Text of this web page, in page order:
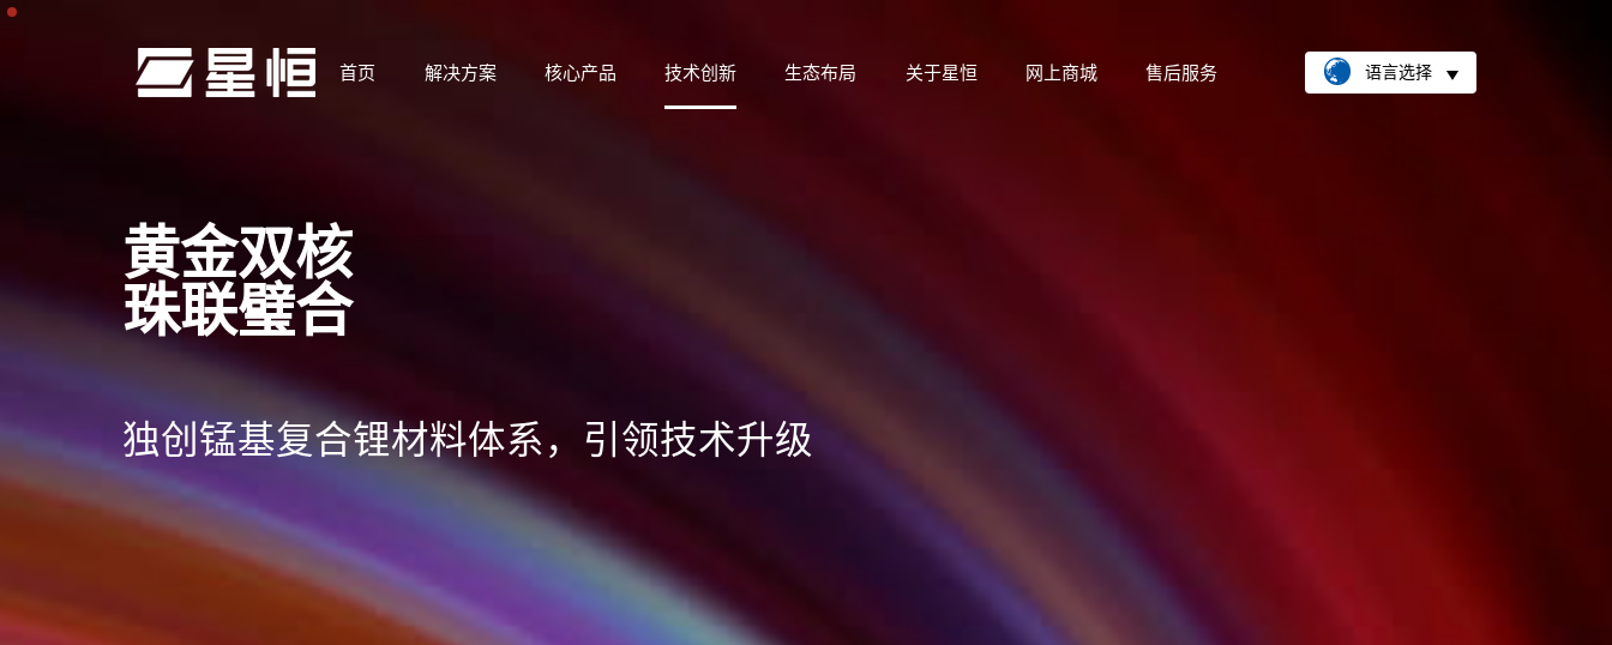
首页 解决方案 核心产品 技术创新 生态布局 关于星恒 网上商城 售后服务 语言选择
黄金双核
珠联璧合
独创锰基复合锂材料体系，引领技术升级